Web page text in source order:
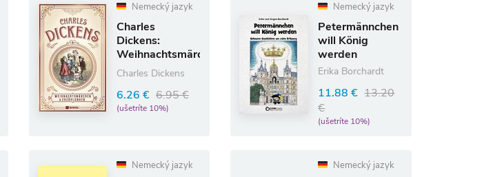
Nemecký jazyk
Charles
Dickens:
Weihnachtsmärchen
& Erzählungen
Charles Dickens
6.26 € 6.95 €
(ušetríte 10%)
Nemecký jazyk
Petermännchen
will König
werden
Erika Borchardt
11.88 € 13.20
€
(ušetríte 10%)
Nemecký jazyk Nemecký jazyk